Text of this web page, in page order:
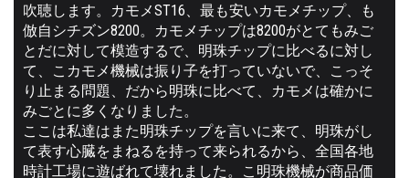
吹聴します。カモメST16、最も安いカモメチップ、も
倣自シチズン8200。カモメチップは8200がとてもみご
とだに対して模造するで、明珠チップに比べるに対し
て、こカモメ機械は振り子を打っていないで、こっそ
り止まる問題、だから明珠に比べて、カモメは確かに
みごとに多くなりました。
ここは私達はまた明珠チップを言いに来て、明珠がし
て表す心臓をまねるを持って来られるから、全国各地
時計工場に遊ばれて壊れました。こ明珠機械が商品価